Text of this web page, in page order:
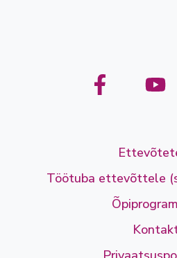
Töötuba ettevõttele